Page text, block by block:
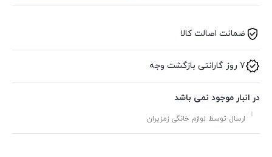
ضمانت اصالت کالا
7 روز گارانتی بازگشت وجه
در انبار موجود نمی باشد
ارسال توسط لوازم خانگی زمزیران